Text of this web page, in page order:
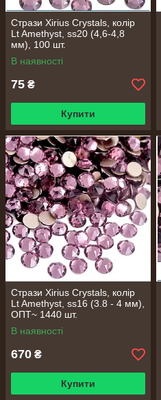
Стрази Xirius Crystals, колір
Lt Amethyst, ss20 (4,6-4,8
мм), 100 шт.
В наявності
75 ₴
Купити
Стрази Xirius Crystals, колір
Lt Amethyst, ss16 (3.8 - 4 мм),
ОПТ~ 1440 шт.
В наявності
670 ₴
Купити